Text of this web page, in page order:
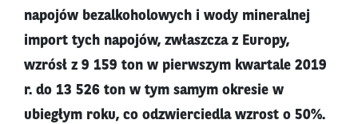
napojów bezalkoholowych i wody mineralnej
import tych napojów, zwłaszcza z Europy,
wzrósł z 9 159 ton w pierwszym kwartale 2019
r. do 13 526 ton w tym samym okresie w
ubiegłym roku, co odzwierciedla wzrost o 50%.